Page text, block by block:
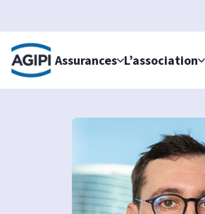
Accès au menu
Accès au contenu principal
Assurances L’association